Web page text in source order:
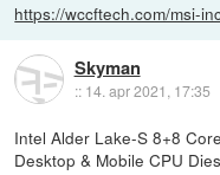
https://wccftech.com/msi-
Skyman
:: 14. apr 2021, 17:35
Intel Alder Lake-S 8+8
Desktop & Mobile CPU